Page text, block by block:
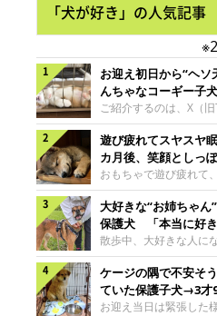
「犬が好き」の人気記事
お迎え初日から“ヘソ
んちゃなコーギー子
コ“コーギースマイル
長！
ご紹介するのは、X（
＠Kus1oKg2vsgdWS2
シュ・コーギー・ペン
ん。今年の8月で7才に
んですが、いったいど
したのでしょうか。今
成長を飼い主さんと振
ゃんの成長について聞
日後の神楽ちゃん（撮
ちゃんの様子について
い主さん： 「お迎え当
るようなコでし
遊び疲れてスヤスヤ
カ月後、笑顔としっ
に成長！
おもちゃで遊び疲れて
犬。あれから2カ月、
まな変化が見られるよ
び疲れて眠る生後2カ
疲れた様子のなっちゃ
するのは、X（旧
@Pkndg_さんの愛犬・
時、生後4カ月／柴犬
は、なっちゃんが生後
大好きな“お姉ちゃん
保護犬 「本当に好
じる表情にほっこり
散歩中、大好きな人に
そうな表情を見せる元
な姿に、見ているこち
す。大好きな“お姉ちゃ
くん妹さんになでても
ケージの隅で不安そ
ていた保護子犬→3才
を克服し頼もしいコ
お迎え当日は緊張した